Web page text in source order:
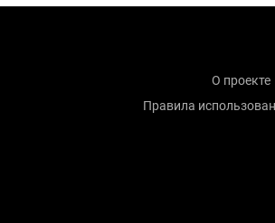
О проекте
Правила